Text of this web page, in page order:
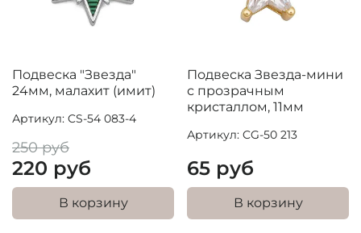
Подвеска "Звезда"
24мм, малахит (имит)
Артикул: CS-54 083-4
250 руб
220 руб
В корзину
Подвеска Звезда-мини
с прозрачным
кристаллом, 11мм
Артикул: CG-50 213
65 руб
В корзину